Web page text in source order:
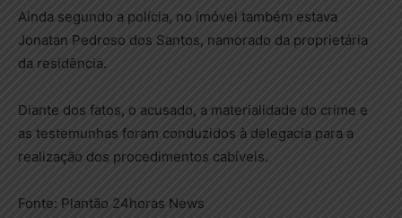
Ainda segundo a polícia, no imóvel também estava
Jonatan Pedroso dos Santos, namorado da proprietária
da residência.
Diante dos fatos, o acusado, a materialidade do crime e
as testemunhas foram conduzidos à delegacia para a
realização dos procedimentos cabíveis.
Fonte: Plantão 24horas News